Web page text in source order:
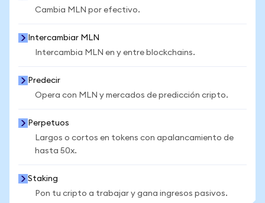
Cambia MLN por efectivo.
Intercambiar MLN
Intercambia MLN en y entre blockchains.
Predecir
Opera con MLN y mercados de predicción cripto.
Perpetuos
Largos o cortos en tokens con apalancamiento de
hasta 50x.
Staking
Pon tu cripto a trabajar y gana ingresos pasivos.